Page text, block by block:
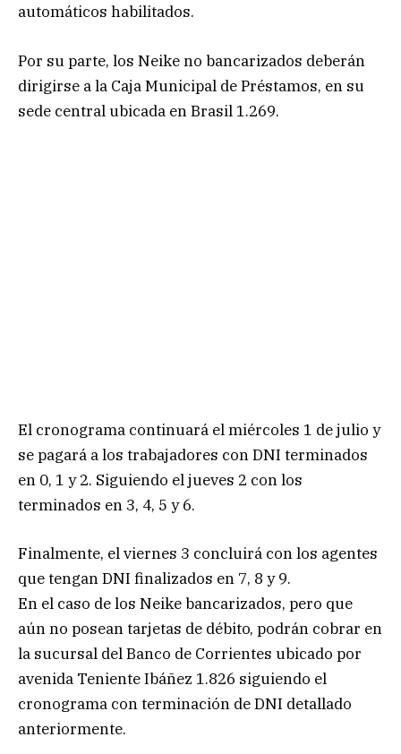
automáticos habilitados.
Por su parte, los Neike no bancarizados deberán
dirigirse a la Caja Municipal de Préstamos, en su
sede central ubicada en Brasil 1.269.
El cronograma continuará el miércoles 1 de julio y
se pagará a los trabajadores con DNI terminados
en 0, 1 y 2. Siguiendo el jueves 2 con los
terminados en 3, 4, 5 y 6.
Finalmente, el viernes 3 concluirá con los agentes
que tengan DNI finalizados en 7, 8 y 9.
En el caso de los Neike bancarizados, pero que
aún no posean tarjetas de débito, podrán cobrar en
la sucursal del Banco de Corrientes ubicado por
avenida Teniente Ibáñez 1.826 siguiendo el
cronograma con terminación de DNI detallado
anteriormente.